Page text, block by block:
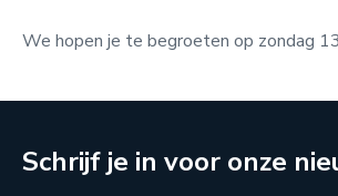
We hopen je te begroeten op zondag
Schrijf je in voor onze